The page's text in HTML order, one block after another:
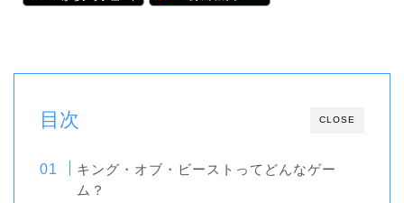
CLOSE
目次
キング・オブ・ビーストってどんなゲー
ム？